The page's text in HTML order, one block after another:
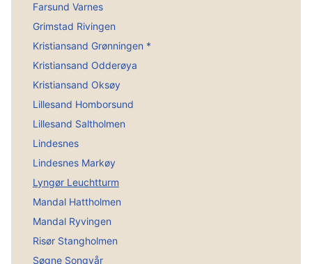
Farsund Varnes
Grimstad Rivingen
Kristiansand Grønningen *
Kristiansand Odderøya
Kristiansand Oksøy
Lillesand Homborsund
Lillesand Saltholmen
Lindesnes
Lindesnes Markøy
Lyngør Leuchtturm
Mandal Hattholmen
Mandal Ryvingen
Risør Stangholmen
Søgne Songvår